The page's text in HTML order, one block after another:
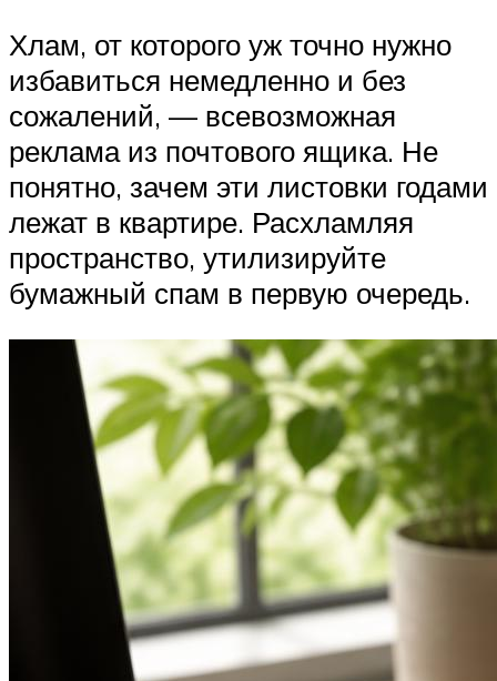
Хлам, от которого уж точно нужно
избавиться немедленно и без
сожалений, — всевозможная
реклама из почтового ящика. Не
понятно, зачем эти листовки годами
лежат в квартире. Расхламляя
пространство, утилизируйте
бумажный спам в первую очередь.